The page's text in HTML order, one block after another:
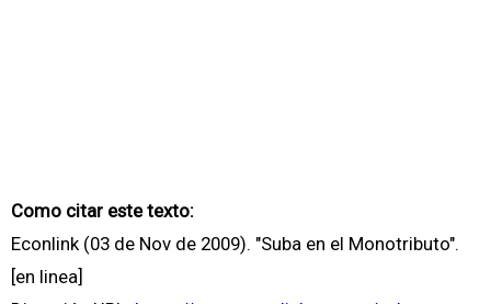
Como citar este texto:
Econlink (03 de Nov de 2009). "Suba en el Monotributo".
[en linea]